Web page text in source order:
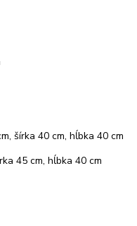
šírka 40 cm, hĺbka 40 cm
45 cm, hĺbka 40 cm